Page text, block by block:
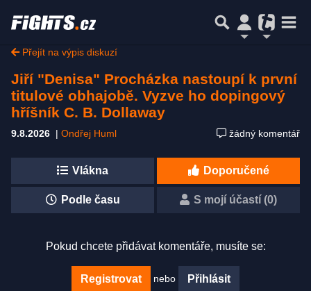
Přejít na výpis diskuzí
Jiří "Denisa" Procházka nastoupí k první
titulové obhajobě. Vyzve ho dopingový
hříšník C. B. Dollaway
9.8.2026 | Ondřej Huml žádný komentář
Vlákna Doporučené
Podle času S mojí účastí (0)
Pokud chcete přidávat komentáře, musíte se:
Registrovat nebo Přihlásit